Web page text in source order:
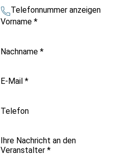
Telefonnummer anzeigen
Vorname *
Nachname *
E-Mail *
Telefon
Ihre Nachricht an den
Veranstalter *